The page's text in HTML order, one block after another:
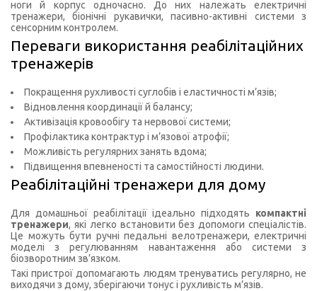
ноги й корпус одночасно. До них належать електричні
тренажери, біонічні рукавички, пасивно-активні системи з
сенсорним контролем.
Переваги використання реабілітаційних
тренажерів
Покращення рухливості суглобів і еластичності м’язів;
Відновлення координації й балансу;
Активізація кровообігу та нервової системи;
Профілактика контрактур і м’язової атрофії;
Можливість регулярних занять вдома;
Підвищення впевненості та самостійності людини.
Реабілітаційні тренажери для дому
Для домашньої реабілітації ідеально підходять компактні
тренажери, які легко встановити без допомоги спеціалістів.
Це можуть бути ручні педальні велотренажери, електричні
моделі з регулюванням навантаження або системи з
біозворотним зв’язком.
Такі пристрої допомагають людям тренуватись регулярно, не
виходячи з дому, зберігаючи тонус і рухливість м’язів.